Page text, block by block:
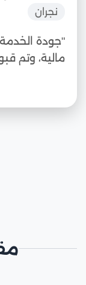
نجران
"جودة
مالية، وتم